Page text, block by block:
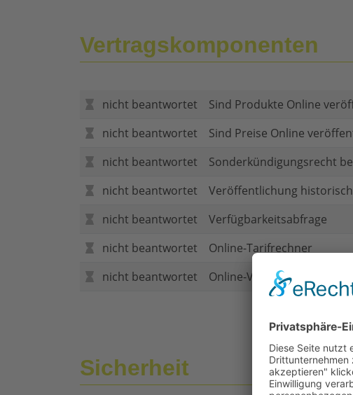
Vertragskomponenten
nicht beantwortet
Sind Produkte Online
nicht beantwortet
Sind Preise Online
nicht beantwortet
Sonderkündigungsrecht
nicht beantwortet
Veröffentlichung
nicht beantwortet
Verfügbarkeitsabfrage
nicht beantwortet
Online-Tarifrechner
nicht beantwortet
Online-Vertragsabschluss
Sicherheit